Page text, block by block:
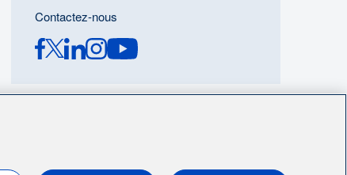
Contactez-nous